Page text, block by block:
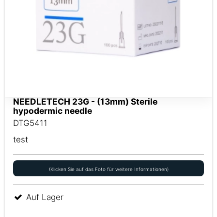
NEEDLETECH 23G - (13mm) Sterile
hypodermic needle
DTG5411
test
(Klicken Sie auf das Foto für weitere Informationen)
Auf Lager